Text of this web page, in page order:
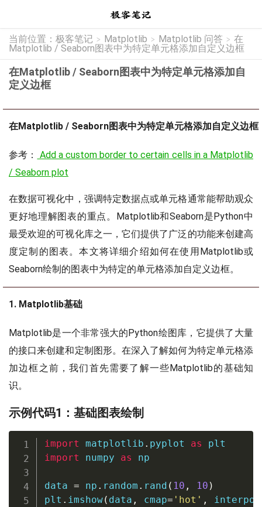
当前位置： 极客笔记 > Matplotlib > Matplotlib 问答 > 在
Matplotlib / Seaborn图表中为特定单元格添加自定义边框
在Matplotlib / Seaborn图表中为特定单元格添加自
定义边框
在Matplotlib / Seaborn图表中为特定单元格添加自定义边框
参考：
Add a custom border to certain cells in a Matplotlib
/ Seaborn plot
在数据可视化中，强调特定数据点或单元格通常能帮助观众
更好地理解图表的重点。Matplotlib和Seaborn是Python中
最受欢迎的可视化库之一，它们提供了广泛的功能来创建高
度定制的图表。本文将详细介绍如何在使用Matplotlib或
Seaborn绘制的图表中为特定的单元格添加自定义边框。
1. Matplotlib基础
Matplotlib是一个非常强大的Python绘图库，它提供了大量
的接口来创建和定制图形。在深入了解如何为特定单元格添
加边框之前，我们首先需要了解一些Matplotlib的基础知
识。
示例代码1：基础图表绘制
import matplotlib . pyplot as
import numpy as np
data = np . random . rand ( 10 , 10 )
plt . imshow( data , cmap= 'hot' ,